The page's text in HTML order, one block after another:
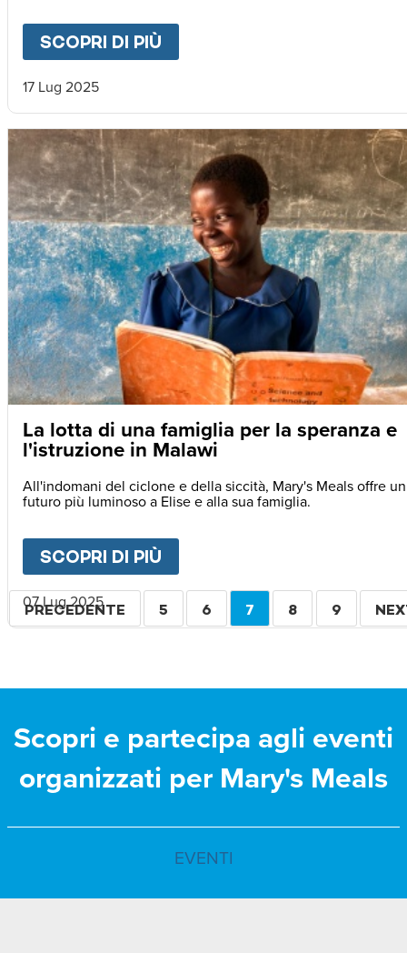
SCOPRI DI PIÙ
17 Lug 2025
La lotta di una famiglia per la speranza e
l'istruzione in Malawi
All'indomani del ciclone e della siccità, Mary's Meals offre un
futuro più luminoso a Elise e alla sua famiglia.
SCOPRI DI PIÙ
07 Lug 2025
Paginazione
PAGINA
PRECEDENTE PAGINA
5 PAGINA
6
PAGINA
7 PAGINA
8 PAGINA
9
Scopri e partecipa agli eventi
organizzati per Mary's Meals
EVENTI